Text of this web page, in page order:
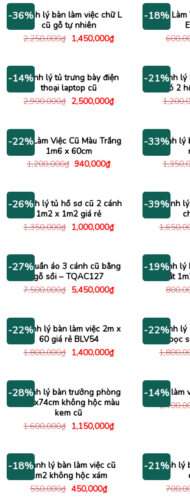
650,000₫.
-36%
Thanh lý bàn làm việc chữ L
cũ gỗ tự nhiên
2,250,000₫ Giá
gốc
1,450,000₫Giá
hiện
1,450,000₫.
-18%
Bàn Làm
-14%
Thanh lý tủ trưng bày điện
thoại laptop cũ
2,900,000₫ Giá
gốc
2,500,000₫Giá
hiện
2,500,000₫.
-21%
Thanh lý
có 2
-22%
Bàn Làm Việc Cũ Màu Trắng
1m6 x 60cm
1,200,000₫ Giá
940,000₫Giá
hiện
940,000₫.
-33%
Thanh lý
-26%
Thanh lý tủ hồ sơ cũ 2 cánh
1m2 x 1m2 giá rẻ
1,350,000₫ Giá
gốc
1,000,000₫Giá
hiện
1,000,000₫.
-39%
Thanh
-27%
Tủ quần áo 3 cánh cũ bằng
gỗ sồi – TQAC127
7,500,000₫ Giá
gốc
5,450,000₫Giá
hiện
5,450,000₫.
-19%
Thanh lý
sắt
-22%
Thanh lý bàn làm việc 2m x
60 giá rẻ BLV54
1,800,000₫ Giá
gốc
1,400,000₫Giá
hiện
1,400,000₫.
-22%
Thanh lý
bọc
-28%
Thanh lý bàn trưởng phòng
1m6x74cm không hộc màu
kem cũ
1,600,000₫ Giá
gốc
1,150,000₫Giá
hiện
1,150,000₫.
-14%
Bàn làm
-18%Thanh lý bàn làm việc cũ
1m2 không hộc xám
550,000₫ Giá
450,000₫Giá
hiện
-21%
Thanh lý